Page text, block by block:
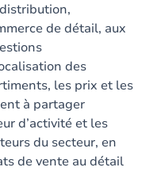
de détail, aux
des
les prix et les
à partager
d’activité et les
du secteur, en
de vente au détail